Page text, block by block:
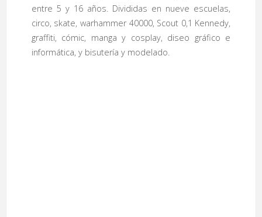
entre 5 y 16 años. Divididas en nueve escuelas,
circo, skate, warhammer 40000, Scout 0,1 Kennedy,
graffiti, cómic, manga y cosplay, diseo gráfico e
informática, y bisutería y modelado.